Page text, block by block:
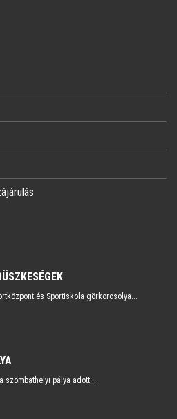
és Sportiskola görkorcsolya...
szombathelyi pálya adott...